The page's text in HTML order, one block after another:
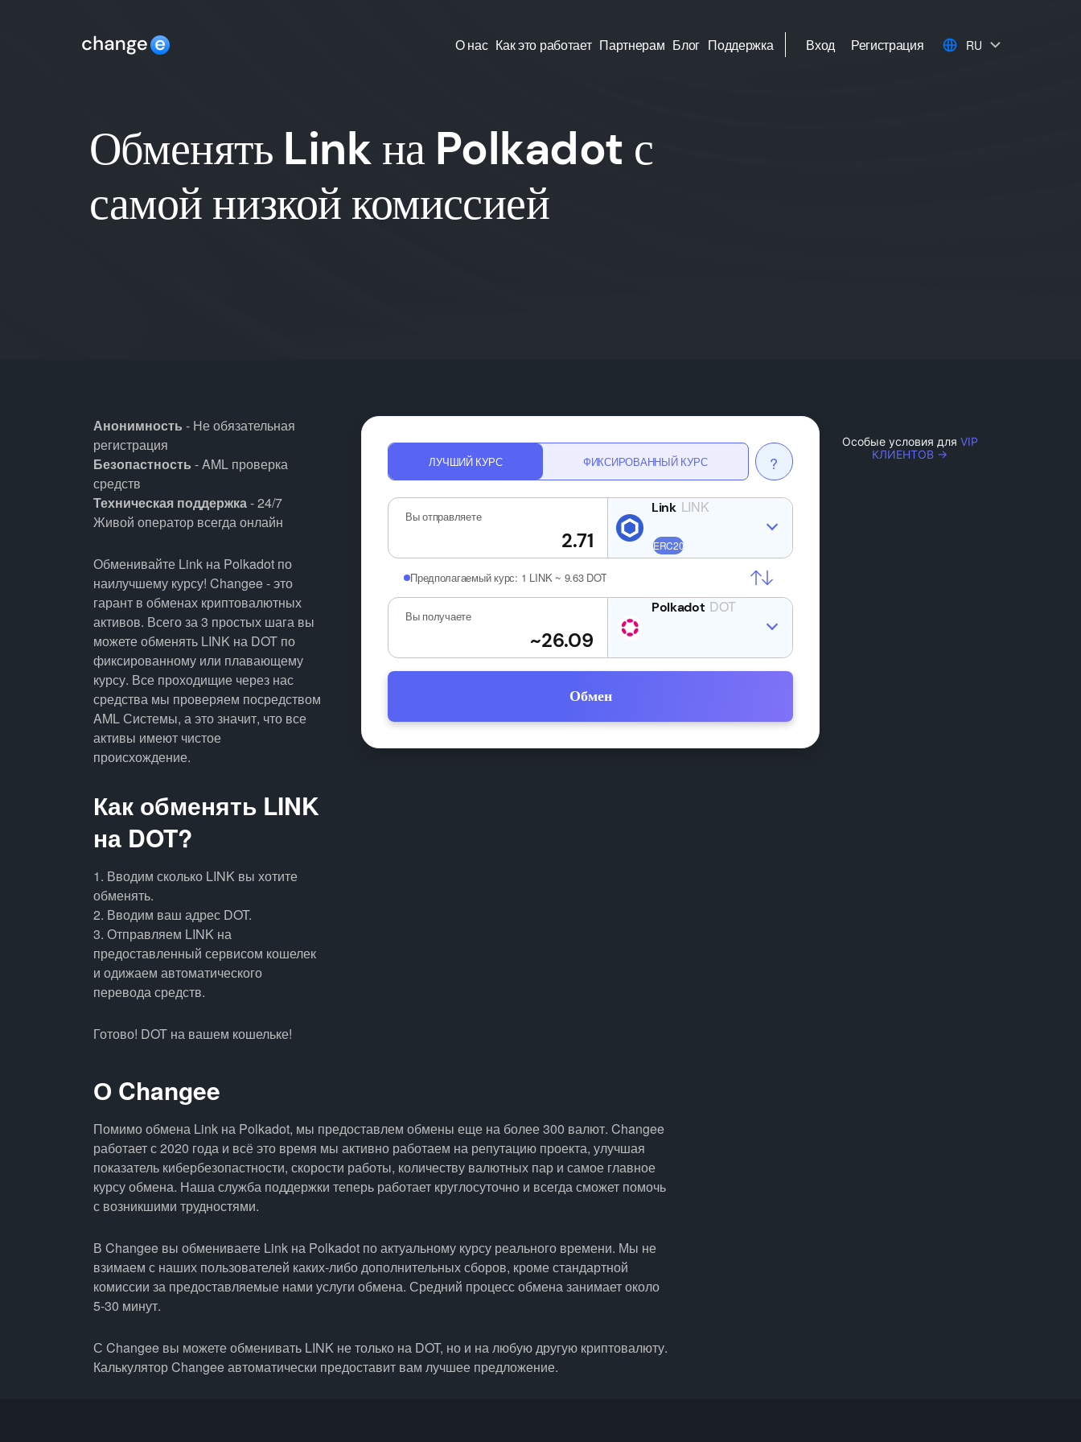
О нас Как это работает Партнерам Блог Поддержка Вход Регистрация RU
Обменять Link на Polkadot с
самой низкой комиссией
Анонимность - Не обязательная
регистрация
Безопастность - AML проверка
средств
Техническая поддержка- 24/7
Живой оператор всегда онлайн
Обменивайте Link на Polkadot по
наилучшему курсу! Changee - это
гарант в обменах криптовалютных
активов. Всего за 3 простых шага вы
можете обменять LINK на DOT по
фиксированному или плавающему
курсу. Все проходищие через нас
средства мы проверяем посредством
AML Системы, а это значит, что все
активы имеют чистое
происхождение.
Как обменять LINK
на DOT?
1. Вводим сколько LINK вы хотите
обменять.
2. Вводим ваш адрес DOT.
3. Отправляем LINK на
предоставленный сервисом кошелек
и одижаем автоматического
перевода средств.
Готово! DOT на вашем кошельке!
ЛУЧШИЙ КУРС ФИКСИРОВАННЫЙ КУРС ?
Вы отправляете
LINK
Предполагаемый курс: 1 LINK ~ 9.63 DOT
Вы получаете
DOT
Обмен
Особые условия для VIP
КЛИЕНТОВ →
О Changee
Помимо обмена Link на Polkadot, мы предоставлем обмены еще на более 300 валют. Changee
работает с 2020 года и всё это время мы активно работаем на репутацию проекта, улучшая
показатель кибербезопастности, скорости работы, количеству валютных пар и самое главное
курсу обмена. Наша служба поддержки теперь работает круглосуточно и всегда сможет помочь
с возникшими трудностями.
В Changee вы обмениваете Link на Polkadot по актуальному курсу реального времени. Мы не
взимаем с наших пользователей каких-либо дополнительных сборов, кроме стандартной
комиссии за предоставляемые нами услуги обмена. Средний процесс обмена занимает около
5-30 минут.
С Changee вы можете обменивать LINK не только на DOT, но и на любую другую криптовалюту.
Калькулятор Changee автоматически предоставит вам лучшее предложение.